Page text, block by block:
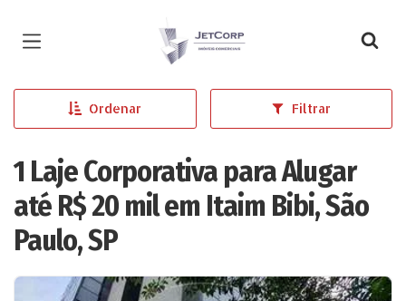
Página inicial
Ordenar Filtrar
1 Laje Corporativa para Alugar
até R$ 20 mil em Itaim Bibi, São
Paulo, SP